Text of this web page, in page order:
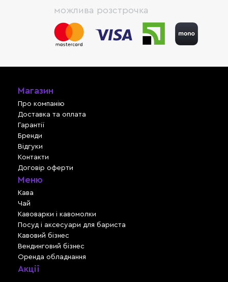
можлива розстрочка
Магазин
Про компанію
Доставка та оплата
Гарантії
Бренди
Відгуки
Контакти
Договір оферти
Меню
Кава
Чай
Кавоварки і кавомолки
Посуд і аксесуари для бариста
Кавовий бізнес
Вендинговий бізнес
Оренда обладнання
Акції